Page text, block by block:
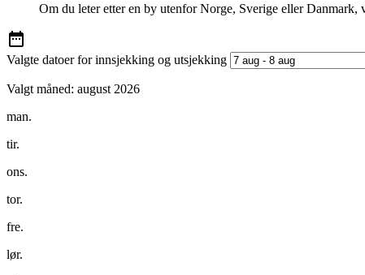
Om du leter etter en by utenfor Norge, Sverige eller Danmark,
Valgte datoer for innsjekking og utsjekking
Valgt måned: august 2026
man.
tir.
ons.
tor.
fre.
lør.